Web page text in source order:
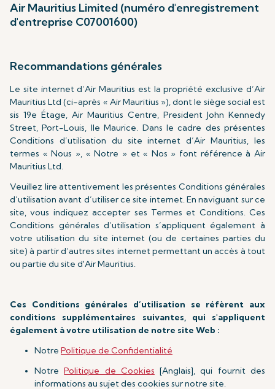
Air Mauritius Limited (numéro d'enregistrement
d'entreprise C07001600)
Recommandations générales
Le site internet d’Air Mauritius est la propriété exclusive d’Air
Mauritius Ltd (ci-après « Air Mauritius »), dont le siège social est
sis 19e Étage, Air Mauritius Centre, President John Kennedy
Street, Port-Louis, Ile Maurice. Dans le cadre des présentes
Conditions d’utilisation du site internet d’Air Mauritius, les
termes « Nous », « Notre » et « Nos » font référence à Air
Mauritius Ltd.
Veuillez lire attentivement les présentes Conditions générales
d’utilisation avant d’utiliser ce site internet. En naviguant sur ce
site, vous indiquez accepter ses Termes et Conditions. Ces
Conditions générales d’utilisation s’appliquent également à
votre utilisation du site internet (ou de certaines parties du
site) à partir d’autres sites internet permettant un accès à tout
ou partie du site d'Air Mauritius.
Ces Conditions générales d’utilisation se réfèrent aux
conditions supplémentaires suivantes, qui s'appliquent
également à votre utilisation de notre site Web :
Notre Politique de Confidentialité
NotrePolitique de Cookies [Anglais], qui fournit des
informations au sujet des cookies sur notre site.